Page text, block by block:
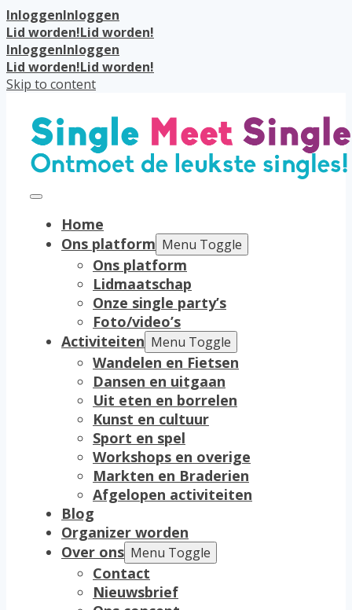
InloggenInloggen
Lid worden!Lid worden!
InloggenInloggen
Lid worden!Lid worden!
Skip to content
Home
Ons platform Menu Toggle
Ons platform
Lidmaatschap
Onze single party’s
Foto/video’s
Activiteiten Menu Toggle
Wandelen en Fietsen
Dansen en uitgaan
Uit eten en borrelen
Kunst en cultuur
Sport en spel
Workshops en overige
Markten en Braderien
Afgelopen activiteiten
Blog
Organizer worden
Over ons Menu Toggle
Contact
Nieuwsbrief